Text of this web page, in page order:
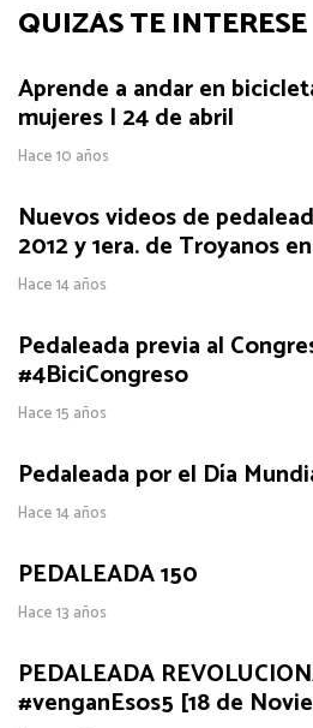
QUIZÁS TE INTERESE
Aprende a andar en
mujeres | 24 de abril
Hace 10 años
Nuevos videos de
2012 y 1era. de Troyanos
Hace 14 años
Pedaleada previa al
#4BiciCongreso
Hace 15 años
Pedaleada por el Día
Hace 14 años
PEDALEADA 150
Hace 13 años
PEDALEADA
#venganEsos5 [18 de